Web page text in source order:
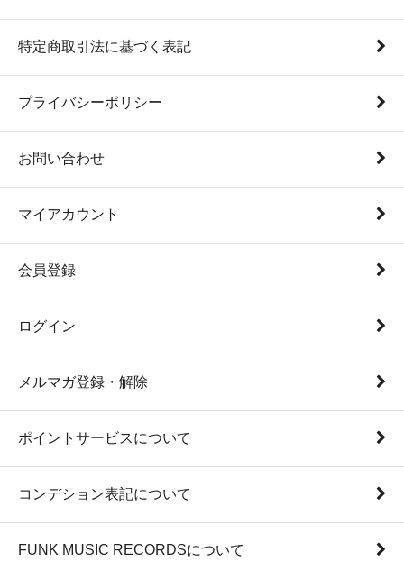
特定商取引法に基づく表記
プライバシーポリシー
お問い合わせ
マイアカウント
会員登録
ログイン
メルマガ登録・解除
ポイントサービスについて
コンデション表記について
FUNK MUSIC RECORDSについて